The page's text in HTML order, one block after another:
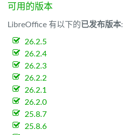
可用的版本
LibreOffice 有以下的已发布版本:
26.2.5
26.2.4
26.2.3
26.2.2
26.2.1
26.2.0
25.8.7
25.8.6